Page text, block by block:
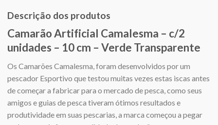
Descrição dos produtos
Camarão Artificial Camalesma – c/2
unidades – 10 cm – Verde Transparente
Os Camarões Camalesma, foram desenvolvidos por um
pescador Esportivo que testou muitas vezes estas iscas antes
de começar a fabricar para o mercado de pesca, como seus
amigos e guias de pesca tiveram ótimos resultados e
produtividade em suas pescarias, a marca começou a pegar